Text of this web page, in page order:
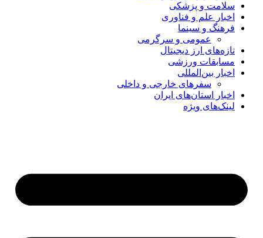
سلامت و پزشکی
اخبار علم و فناوری
فرهنگ و سینما
عمومی و سرگرمی
تازه‌های ارز دیجیتال
مسابقات ورزشی
اخبار بین‌المللی
سفرهای خارجی و داخلی
اخبار استان‌های ایران
لینک‌های ویژه